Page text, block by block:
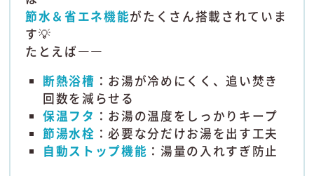
節水＆省エネ機能がたくさん搭載されていま
す💡
たとえば――
断熱浴槽 ：お湯が冷めにくく、追い焚き
回数を減らせる
保温フタ ：お湯の温度をしっかりキープ
節湯水栓 ：必要な分だけお湯を出す工夫
自動ストップ機能 ：湯量の入れすぎ防止